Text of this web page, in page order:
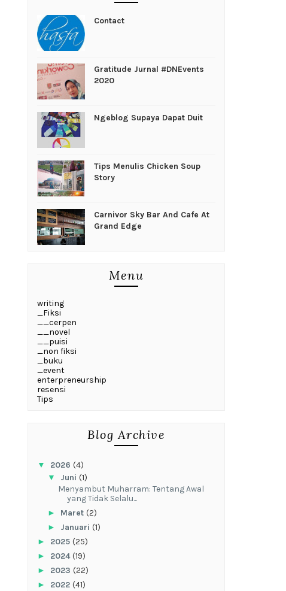
Contact
Gratitude Jurnal #DNEvents
2020
Ngeblog Supaya Dapat Duit
Tips Menulis Chicken Soup
Story
Carnivor Sky Bar And Cafe At
Grand Edge
Menu
writing
_Fiksi
__cerpen
__novel
__puisi
_non fiksi
_buku
_event
enterpreneurship
resensi
Tips
Blog Archive
▼ 2026 (4)
▼ Juni (1)
Menyambut Muharram: Tentang Awal
yang Tidak Selalu...
► Maret (2)
► Januari (1)
► 2025 (25)
► 2024(19)
► 2023 (22)
► 2022 (41)